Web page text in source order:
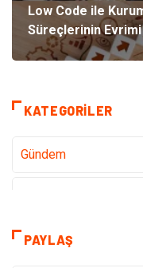
Low Code ile
Süreçlerinin Evrimi
KATEGORILER
Gündem
Dekorasyon
PAYLAŞ